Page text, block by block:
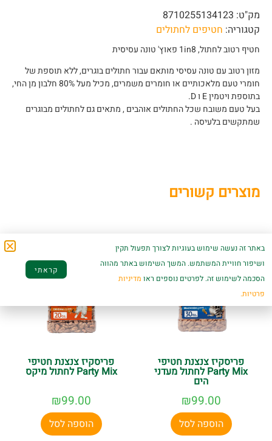
מק"ט: 8710255134123
קטגוריה: חטיפים לחתולים
חטיף רטוב לחתול, 1in8 פאוץ' טונה עסיסית
מזון רטוב עם טונה עסיסי מותאם עבור חתולים בוגרים, ללא תוספת של
חומרי טעם מלאכותיים או חומרים משמרים, מכיל מעל 80% חלבון מן החי,
בתוספת ויטמין E ו D.
בעל טעם משובח שכל החתולים אוהבים , מתאים גם לחתולים מבוגרים
שמתקשים בלעיסה .
מוצרים קשורים
פריסקיז צנצנת חטיפי
Party Mix לחתול מעדני
הים
₪99.00
הוספה לסל
פריסקיז צנצנת חטיפי
Party Mix לחתול מיקס
₪99.00
הוספה לסל
באתר זה נעשה שימוש בעוגיות לצורך תפעול תקין
ושיפור חוויית המשתמש. המשך השימוש באתר מהווה
הסכמה לשימוש זה. לפרטים נוספים ראו מדיניות
פרטיות.
קראתי